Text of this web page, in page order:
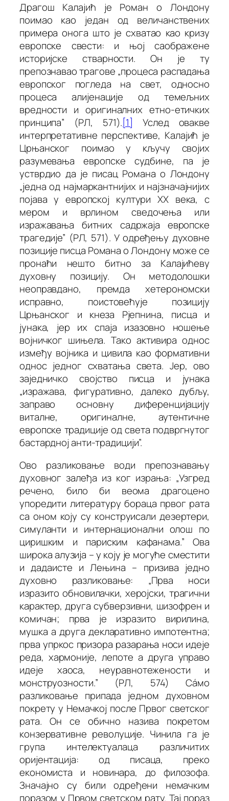
Драгош Калајић је Роман о Лондону
поимао као један од величанствених
примера онога што је схватао као кризу
европске свести: и њој саображене
историјске стварности. Он је ту
препознавао трагове „процеса распадања
европског погледа на свет, односно
процеса алијенације од темељних
вредности и оригиналних етно-етичких
принципа” (РЛ, 571).[1]
Услед овакве
интерпретативне перспективе, Калајић је
Црњанског поимао у кључу својих
разумевања европске судбине, па је
устврдио да је писац Романа о Лондону
„једна од најмаркантнијих и најзначајнијих
појава у европској култури XX века, с
мером и врлином сведочења или
изражавања битних садржаја европске
трагедије” (РЛ, 571). У одређењу духовне
позиције писца Романа о Лондону може се
пронаћи нешто битно за Калајићеву
духовну позицију. Он методолошки
неоправдано, премда хетерономски
исправно, поистовећује позицију
Црњанског и кнеза Рјепнина, писца и
јунака, јер их спаја изазовно ношење
војничког шињела. Тако активира однос
између војника и цивила као формативни
однос једног схватања света. Јер, ово
заједничко својство писца и јунака
„изражава, фигуративно, далеко дубљу,
заправо основну диференцијацију
виталне, оригиналне, аутентичне
европске традиције од света подвргнутог
бастардној анти-традицији”.
Ово разликовање води препознавању
духовног залеђа из ког израња: „Узгред
речено, било би веома драгоцено
упоредити литературу бораца првог рата
са оном коју су конструисали дезертери,
симуланти и интернационални олош по
циришким и париским кафанама.” Ова
широка алузија – у коју је могуће сместити
и дадаисте и Лењина – призива једно
духовно разликовање: „Прва носи
изразито обновилачки, херојски, трагични
карактер, друга субверзивни, шизофрен и
комичан; прва је изразито вирилина,
мушка а друга декларативно импотентна;
прва упркос призора разарања носи идеје
реда, хармоније, лепоте а друга управо
идеје хаоса, неуравнотежености и
монструозности.” (РЛ, 574) Сáмо
разликовање припада једном духовном
покрету у Немачкој после Првог светског
рата. Он се обично назива покретом
конзервативне револуције. Чинила га је
група интелектуалаца различитих
оријентација: од писаца, преко
економиста и новинара, до филозофа.
Значајно су били одређени немачким
поразом у Првом светском рату. Тај пораз